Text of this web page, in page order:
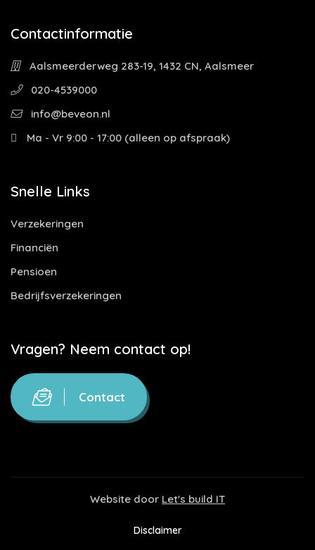
Contactinformatie
Aalsmeerderweg 283-19, 1432 CN, Aalsmeer
020-4539000
info@beveon.nl
Ma - Vr 9:00 - 17:00 (alleen op afspraak)
Snelle Links
Verzekeringen
Financiën
Pensioen
Bedrijfsverzekeringen
Vragen? Neem contact op!
Contact
Website door Let's build IT
Disclaimer